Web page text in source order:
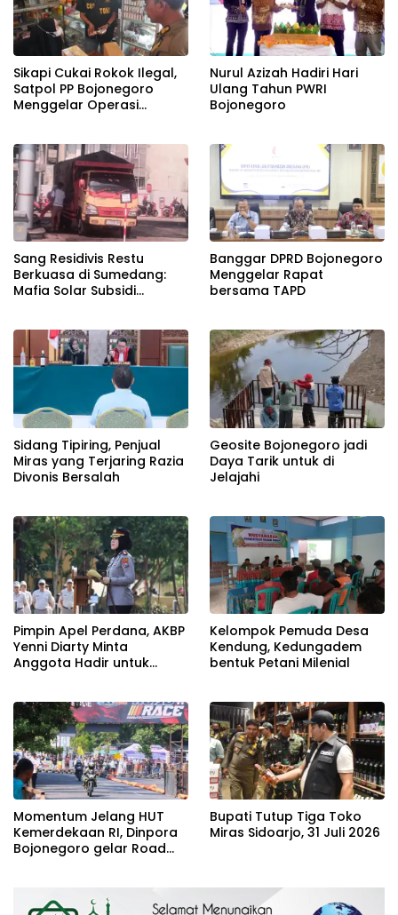
Sikapi Cukai Rokok Ilegal,
Satpol PP Bojonegoro
Menggelar Operasi
Nurul Azizah Hadiri Hari
Ulang Tahun PWRI
Bojonegoro
Sang Residivis Restu
Berkuasa di Sumedang:
Mafia Solar Subsidi
Bungkam
Banggar DPRD Bojonegoro
Menggelar Rapat
bersama TAPD
Sidang Tipiring, Penjual
Miras yang Terjaring Razia
Divonis Bersalah
Geosite Bojonegoro jadi
Daya Tarik untuk di
Jelajahi
Pimpin Apel Perdana, AKBP
Yenni Diarty Minta
Anggota Hadir untuk
Kelompok Pemuda Desa
Kendung, Kedungadem
bentuk Petani Milenial
Momentum Jelang HUT
Kemerdekaan RI, Dinpora
Bojonegoro gelar Road
Bupati Tutup Tiga Toko
Miras Sidoarjo, 31 Juli 2026